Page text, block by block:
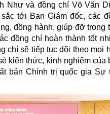
Như và đồng chí Võ Văn
tới Ban Giám đốc, các
đồng hành, giúp đỡ trong
đồng chí hoàn thành tốt
chí sẽ tiếp tục dõi theo mọi
kiến thức, kinh nghiệm của
bản Chính trị quốc gia Sự